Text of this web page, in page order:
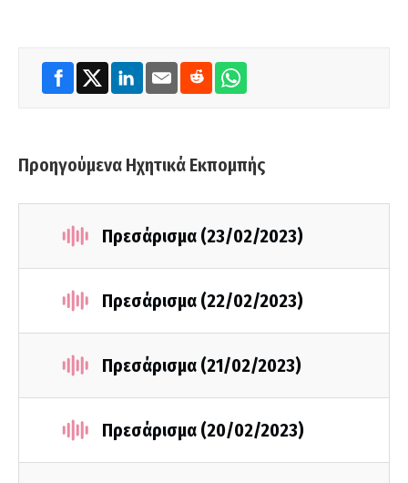
Προηγούμενα Ηχητικά Εκπομπής
Πρεσάρισμα (23/02/2023)
Πρεσάρισμα (22/02/2023)
Πρεσάρισμα (21/02/2023)
Πρεσάρισμα (20/02/2023)